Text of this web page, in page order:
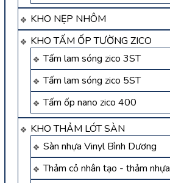
KHO NẸP NHÔM
KHO TẤM ỐP TƯỜNG ZICO
Tấm lam sóng zico 3ST
Tấm lam sóng zico 5ST
Tấm ốp nano zico 400
KHO THẢM LÓT SÀN
Sàn nhựa Vinyl Bình Dương
Thảm cỏ nhân tạo - thảm nhựa